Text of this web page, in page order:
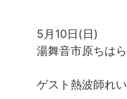
5月10日(日)
湯舞音市原ちは
ゲスト熱波師れ